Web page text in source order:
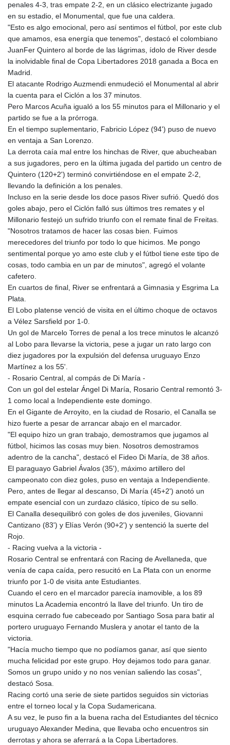
penales 4-3, tras empate 2-2, en un clásico electrizante jugado
en su estadio, el Monumental, que fue una caldera.
"Esto es algo emocional, pero así sentimos el fútbol, por este club
que amamos, esa energía que tenemos", destacó el colombiano
JuanFer Quintero al borde de las lágrimas, ídolo de River desde
la inolvidable final de Copa Libertadores 2018 ganada a Boca en
Madrid.
El atacante Rodrigo Auzmendi enmudeció el Monumental al abrir
la cuenta para el Ciclón a los 37 minutos.
Pero Marcos Acuña igualó a los 55 minutos para el Millonario y el
partido se fue a la prórroga.
En el tiempo suplementario, Fabricio López (94') puso de nuevo
en ventaja a San Lorenzo.
La derrota caía mal entre los hinchas de River, que abucheaban
a sus jugadores, pero en la última jugada del partido un centro de
Quintero (120+2') terminó convirtiéndose en el empate 2-2,
llevando la definición a los penales.
Incluso en la serie desde los doce pasos River sufrió. Quedó dos
goles abajo, pero el Ciclón falló sus últimos tres remates y el
Millonario festejó un sufrido triunfo con el remate final de Freitas.
"Nosotros tratamos de hacer las cosas bien. Fuimos
merecedores del triunfo por todo lo que hicimos. Me pongo
sentimental porque yo amo este club y el fútbol tiene este tipo de
cosas, todo cambia en un par de minutos", agregó el volante
cafetero.
En cuartos de final, River se enfrentará a Gimnasia y Esgrima La
Plata.
El Lobo platense venció de visita en el último choque de octavos
a Vélez Sarsfield por 1-0.
Un gol de Marcelo Torres de penal a los trece minutos le alcanzó
al Lobo para llevarse la victoria, pese a jugar un rato largo con
diez jugadores por la expulsión del defensa uruguayo Enzo
Martínez a los 55'.
- Rosario Central, al compás de Di María -
Con un gol del estelar Ángel Di María, Rosario Central remontó 3-
1 como local a Independiente este domingo.
En el Gigante de Arroyito, en la ciudad de Rosario, el Canalla se
hizo fuerte a pesar de arrancar abajo en el marcador.
"El equipo hizo un gran trabajo, demostramos que jugamos al
fútbol, hicimos las cosas muy bien. Nosotros demostramos
adentro de la cancha", destacó el Fideo Di María, de 38 años.
El paraguayo Gabriel Ávalos (35'), máximo artillero del
campeonato con diez goles, puso en ventaja a Independiente.
Pero, antes de llegar al descanso, Di María (45+2') anotó un
empate esencial con un zurdazo clásico, típico de su sello.
El Canalla desequilibró con goles de dos juveniles, Giovanni
Cantizano (83') y Elías Verón (90+2') y sentenció la suerte del
Rojo.
- Racing vuelva a la victoria -
Rosario Central se enfrentará con Racing de Avellaneda, que
venía de capa caída, pero resucitó en La Plata con un enorme
triunfo por 1-0 de visita ante Estudiantes.
Cuando el cero en el marcador parecía inamovible, a los 89
minutos La Academia encontró la llave del triunfo. Un tiro de
esquina cerrado fue cabeceado por Santiago Sosa para batir al
portero uruguayo Fernando Muslera y anotar el tanto de la
victoria.
"Hacía mucho tiempo que no podíamos ganar, así que siento
mucha felicidad por este grupo. Hoy dejamos todo para ganar.
Somos un grupo unido y no nos venían saliendo las cosas",
destacó Sosa.
Racing cortó una serie de siete partidos seguidos sin victorias
entre el torneo local y la Copa Sudamericana.
A su vez, le puso fin a la buena racha del Estudiantes del técnico
uruguayo Alexander Medina, que llevaba ocho encuentros sin
derrotas y ahora se aferrará a la Copa Libertadores.